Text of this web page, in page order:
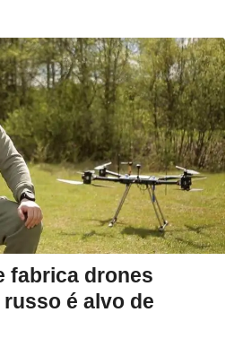
fabrica drones
é alvo de